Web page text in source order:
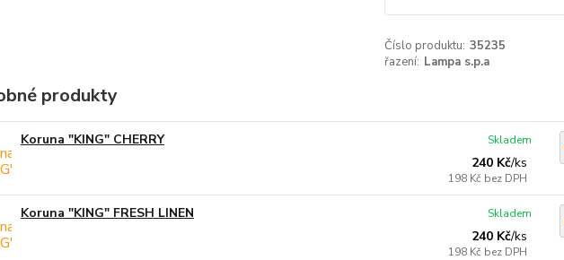
Číslo produktu: 35235
řazení: Lampa s.p.a
produkty
Koruna "KING" CHERRY
240 Kč/ks
198 Kč bez DPH
Skladem
Koruna "KING" FRESH LINEN
240 Kč/ks
198 Kč bez DPH
Skladem